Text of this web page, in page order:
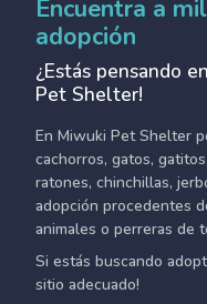
Encuentra a
adopción
¿Estás pensando
Pet Shelter!
En Miwuki Pet Shelter
cachorros, gatos,
ratones, chinchillas,
adopción procedentes
animales o perreras de
Si estás buscando
sitio adecuado!